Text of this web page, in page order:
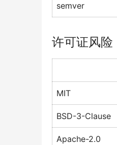
semver
许可证风险
MIT
BSD-3-Clause
Apache-2.0